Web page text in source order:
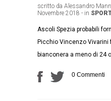
scritto da Alessandro
Novembre 2018 - in
Ascoli Spezia probabili
Picchio Vincenzo Vivarini
bianconera a meno di 24
0 Commenti